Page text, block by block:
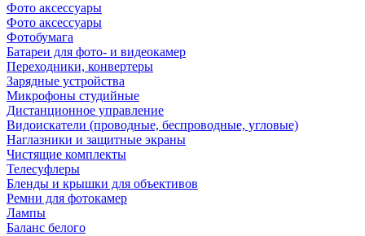
Фото аксессуары
Фото аксессуары
Фотобумага
Батареи для фото- и видеокамер
Переходники, конвертеры
Зарядные устройства
Микрофоны студийные
Дистанционное управление
Видоискатели (проводные, беспроводные, угловые)
Наглазники и защитные экраны
Чистящие комплекты
Телесуфлеры
Бленды и крышки для объективов
Ремни для фотокамер
Лампы
Баланс белого